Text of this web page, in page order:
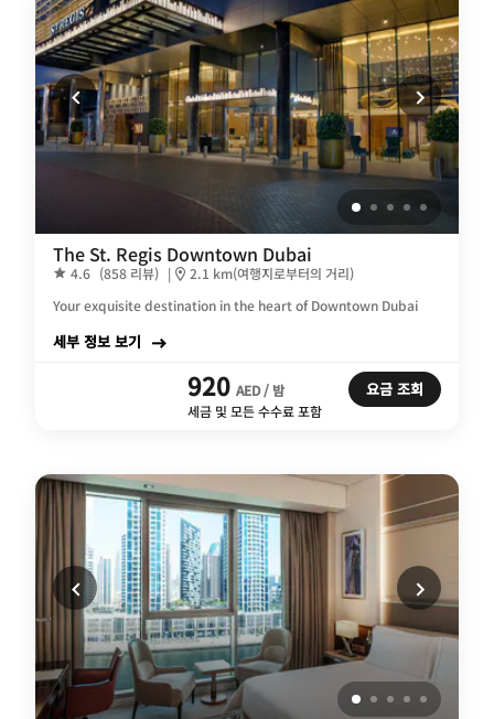
The St. Regis Downtown Dubai
4.6 (858 리뷰) |
2.1 km(여행지로부터의 거리)
Your exquisite destination in the heart of Downtown Dubai
세부 정보 보기
920 AED / 밤
세금 및 모든 수수료 포함
요금 조회